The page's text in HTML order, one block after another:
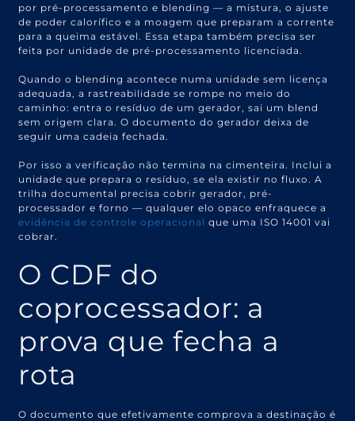
por pré-processamento e blending — a mistura, o ajuste
de poder calorífico e a moagem que preparam a corrente
para a queima estável. Essa etapa também precisa ser
feita por unidade de pré-processamento licenciada.
Quando o blending acontece numa unidade sem licença
adequada, a rastreabilidade se rompe no meio do
caminho: entra o resíduo de um gerador, sai um blend
sem origem clara. O documento do gerador deixa de
seguir uma cadeia fechada.
Por isso a verificação não termina na cimenteira. Inclui a
unidade que prepara o resíduo, se ela existir no fluxo. A
trilha documental precisa cobrir gerador, pré-
processador e forno — qualquer elo opaco enfraquece a
evidência de controle operacional que uma ISO 14001 vai
cobrar.
O CDF do
coprocessador: a
prova que fecha a
rota
O documento que efetivamente comprova a destinação é